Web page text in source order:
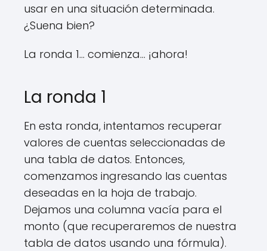
usar en una situación determinada.
¿Suena bien?
La ronda 1… comienza… ¡ahora!
La ronda 1
En esta ronda, intentamos recuperar
valores de cuentas seleccionadas de
una tabla de datos. Entonces,
comenzamos ingresando las cuentas
deseadas en la hoja de trabajo.
Dejamos una columna vacía para el
monto (que recuperaremos de nuestra
tabla de datos usando una fórmula).